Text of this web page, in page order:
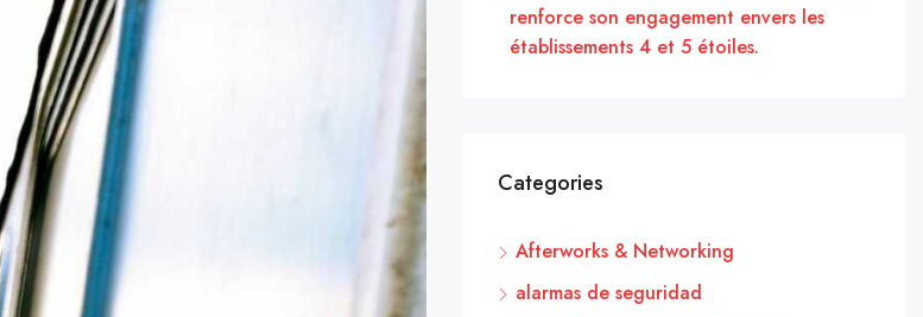
renforce son engagement envers les
établissements 4 et 5 étoiles.
Categories
Afterworks & Networking
alarmas de seguridad